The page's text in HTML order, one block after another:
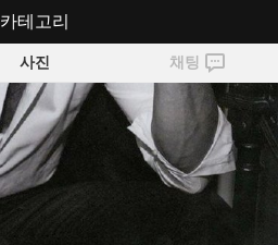
Biteljus37
사진 채팅
카테고리